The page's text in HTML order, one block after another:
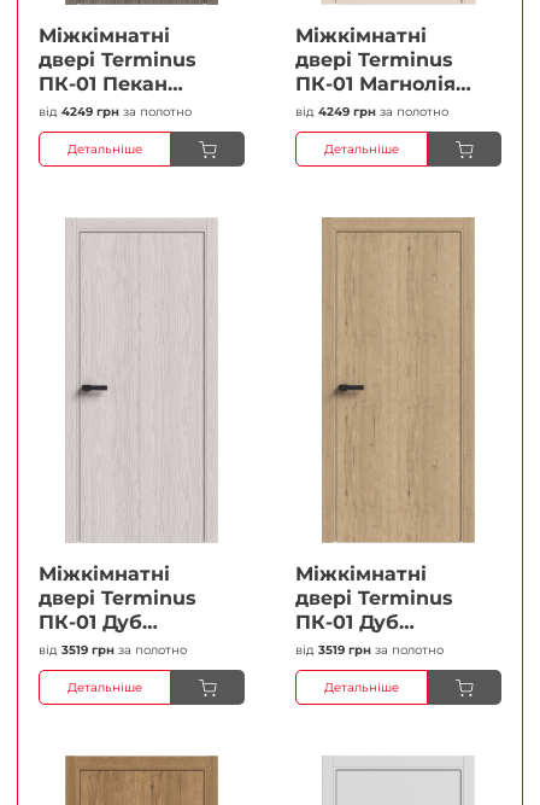
Міжкімнатні
двері Terminus
ПК-01 Пекан
Глухі Плівка
від 4249 грн за полотно
Детальніше
Міжкімнатні
двері Terminus
ПК-01 Магнолія
Глухі Плівка
від 4249 грн за полотно
Детальніше
Міжкімнатні
двері Terminus
ПК-01 Дуб
перлиний Глухі
Плівка
від 3519 грн за полотно
Детальніше
Міжкімнатні
двері Terminus
ПК-01 Дуб
класичний Глухі
Плівка
від 3519 грн за полотно
Детальніше